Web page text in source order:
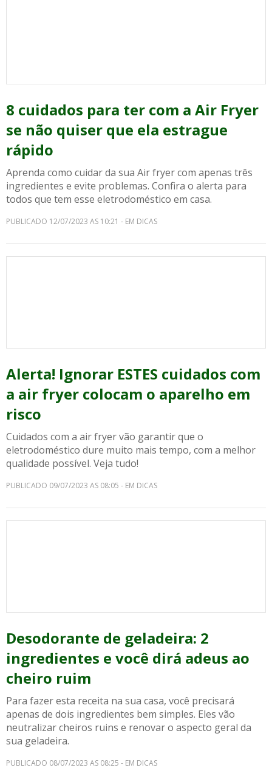
8 cuidados para ter com a Air Fryer
se não quiser que ela estrague
rápido
Aprenda como cuidar da sua Air fryer com apenas três
ingredientes e evite problemas. Confira o alerta para
todos que tem esse eletrodoméstico em casa.
PUBLICADO 12/07/2023 AS 10:21 - EM DICAS
Alerta! Ignorar ESTES cuidados com
a air fryer colocam o aparelho em
risco
Cuidados com a air fryer vão garantir que o
eletrodoméstico dure muito mais tempo, com a melhor
qualidade possível. Veja tudo!
PUBLICADO 09/07/2023 AS 08:05 - EM DICAS
Desodorante de geladeira: 2
ingredientes e você dirá adeus ao
cheiro ruim
Para fazer esta receita na sua casa, você precisará
apenas de dois ingredientes bem simples. Eles vão
neutralizar cheiros ruins e renovar o aspecto geral da
sua geladeira.
PUBLICADO 08/07/2023 AS 08:25 - EM DICAS